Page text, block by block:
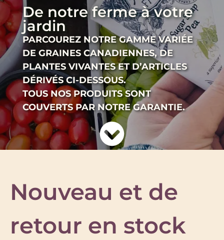
De notre ferme à votre
jardin
PARCOUREZ NOTRE GAMME VARIÉE
DE GRAINES CANADIENNES, DE
PLANTES VIVANTES ET D’ARTICLES
DÉRIVÉS CI-DESSOUS.
TOUS NOS PRODUITS SONT
COUVERTS PAR NOTRE GARANTIE.
Nouveau et de
retour en stock